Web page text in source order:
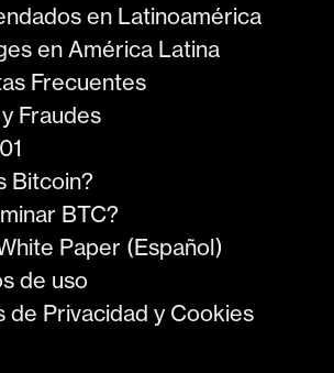
en Latinoamérica
en América Latina
Frecuentes
Fraudes
Bitcoin?
BTC?
Paper (Español)
de uso
de Privacidad y Cookies